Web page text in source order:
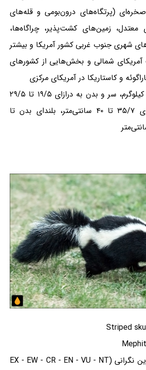
(پرتگاه‌های درون‌بومی و قله‌های
معتدل، زمین‌های کشت‌پذیر، چراگاه‌ها،
شهری جنوب غربی کشور آمریکا و بیشتر
شمالی و بخش‌هایی از کشورهای
و کاستاریکا در آمریکای مرکزی
وزن ۰/۴ تا ۲/۷ کیلوگرم، سر و بدن به درازای ۱۹/۵ تا ۲۹/۵
سانتی‌متر، دُم به درازای ۳۵/۷ تا ۴۰ سانتی‌متر، بلندای بدن تا
گونه‌ی با کم‌ترین نگرانی (EX - EW - CR - EN - VU - NT